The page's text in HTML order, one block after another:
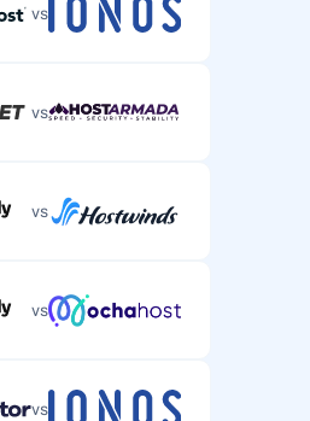
vs
vs
vs
vs
vs